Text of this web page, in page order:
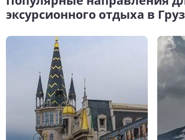
эксурсионного отдыха в